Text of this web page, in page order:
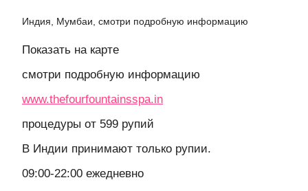
Индия, Мумбаи, смотри подробную информацию
Показать на карте
смотри подробную информацию
www.thefourfountainsspa.in
процедуры от 599 рупий
В Индии принимают только рупии.
09:00-22:00 ежедневно